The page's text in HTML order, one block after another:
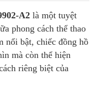
A2 là một tuyệt
phong cách thể thao
nổi bật, chiếc đồng hồ
mà còn thể hiện
riêng biệt của